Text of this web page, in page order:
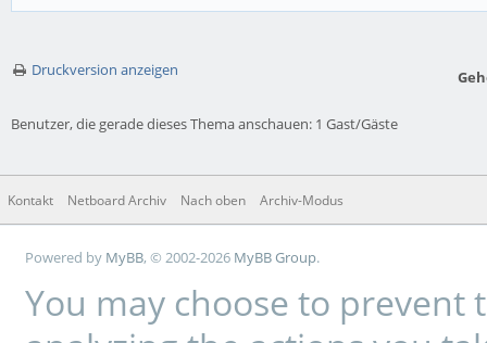
Druckversion anzeigen
Benutzer, die gerade dieses Thema anschauen: 1 Gast/Gäste
Kontakt Netboard Archiv Nach oben Archiv-Modus
Powered by MyBB, © 2002-2026 MyBB Group.
You may choose to